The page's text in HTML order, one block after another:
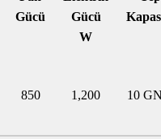
Gücü
Gücü
W
850 1,200 10